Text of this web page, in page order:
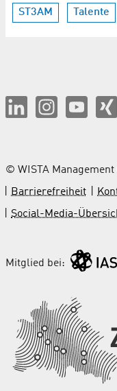
ST3AM Talente
© WISTA Management
Barrierefreiheit
Social-Media-
Mitglied bei: